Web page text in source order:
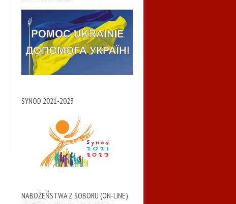
SYNOD 2021-2023
NABOŻEŃSTWA Z SOBORU (ON-LINE)